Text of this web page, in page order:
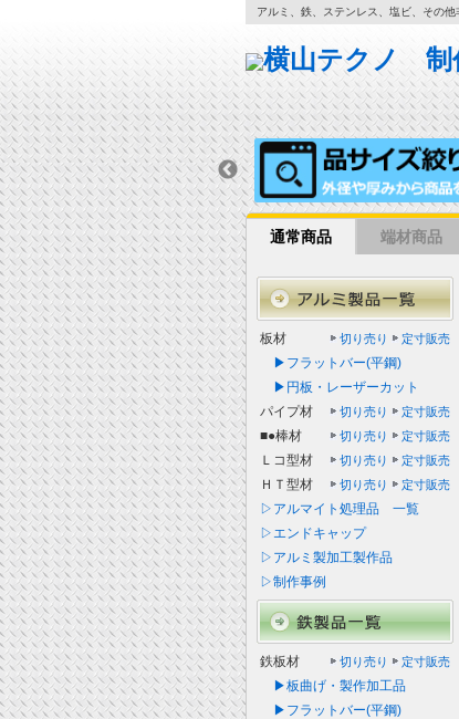
アルミ、鉄、ステンレス、塩ビ、その
通常商品 端材商品
板材 切り売り 定寸販売
▶フラットバー(平鋼)
▶円板・レーザーカット
パイプ材
切り売り 定寸販売
■●棒材 切り売り 定寸販売
Ｌコ型材 切り売り 定寸販売
ＨＴ型材 切り売り 定寸販売
▷アルマイト処理品 一覧
▷エンドキャップ
▷アルミ製加工製作品
▷制作事例
鉄板材 切り売り 定寸販売
▶板曲げ・製作加工品
▶フラットバー(平鋼)